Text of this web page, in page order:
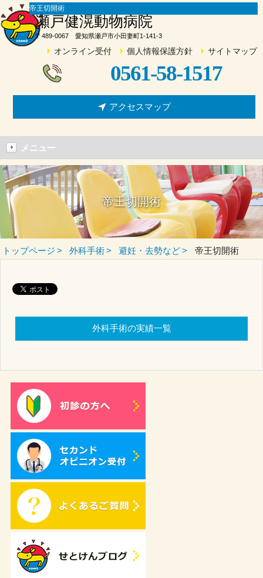
帝王切開術
瀬戸健滉動物病院
〒489-0067 愛知県瀬戸市小田妻町1-141-3
オンライン受付 個人情報保護方針 サイトマップ
0561-58-1517
アクセスマップ
メニュー
帝王切開術
トップページ 外科手術 避妊・去勢など 帝王切開術
外科手術の実績一覧